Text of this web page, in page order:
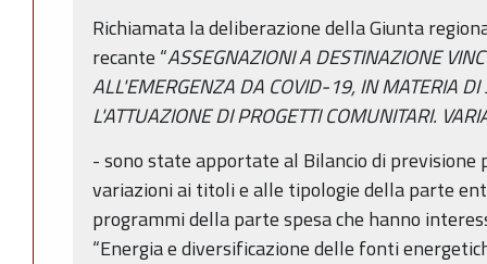
Richiamata la deliberazione della Giunta
recante “ASSEGNAZIONI A DESTINAZIONE
ALL'EMERGENZA DA COVID-19, IN MATERIA DI
L'ATTUAZIONE DI PROGETTI COMUNITARI.
- sono state apportate al Bilancio di previsione
variazioni ai titoli e alle tipologie della parte
programmi della parte spesa che hanno
“Energia e diversificazione delle fonti